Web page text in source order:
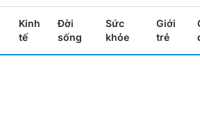
Kinh
tế
Đời
sống
Sức
khỏe
Giới
trẻ